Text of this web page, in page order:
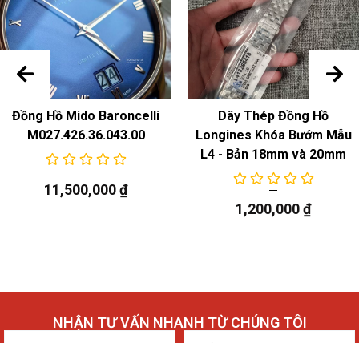
Đồng Hồ Mido Baroncelli
M027.426.36.043.00
11,500,000₫
Dây Thép Đồng Hồ
Longines Khóa Bướm Mẫu
L4 - Bản 18mm và 20mm
1,200,000₫
NHẬN TƯ VẤN NHANH TỪ CHÚNG TÔI